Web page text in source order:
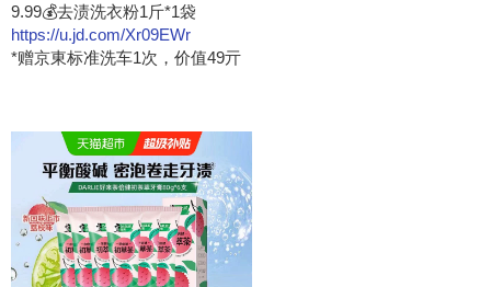
9.99💰去渍洗衣粉1斤*1袋
https://u.jd.com/Xr09EWr
*赠京東标准洗车1次，价值49亓